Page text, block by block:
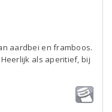
aardbei en framboos.
als aperitief, bij